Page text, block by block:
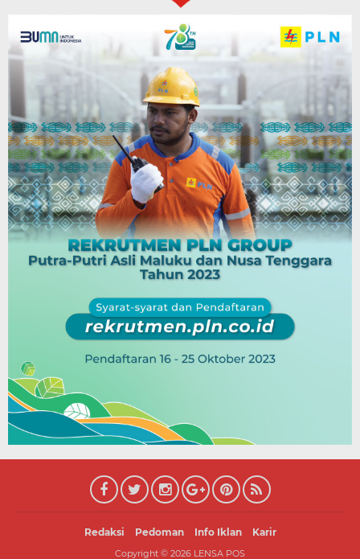
Redaksi Pedoman Info Iklan Karir
Copyright © 2026 LENSA POS